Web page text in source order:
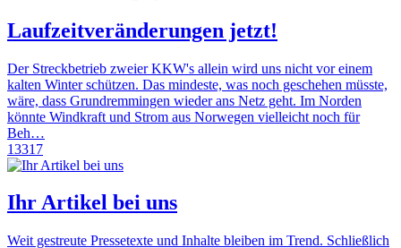
Laufzeitveränderungen jetzt!
Der Streckbetrieb zweier KKW's allein wird uns nicht vor einem
kalten Winter schützen. Das mindeste, was noch geschehen müsste,
wäre, dass Grundremmingen wieder ans Netz geht. Im Norden
könnte Windkraft und Strom aus Norwegen vielleicht noch für
Beh…
13317
Ihr Artikel bei uns
Weit gestreute Pressetexte und Inhalte bleiben im Trend. Schließlich